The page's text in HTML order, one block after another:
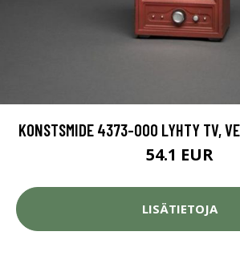
KONSTSMIDE 4373-000 LYHTY TV,
54.1 EUR
LISÄTIETOJA